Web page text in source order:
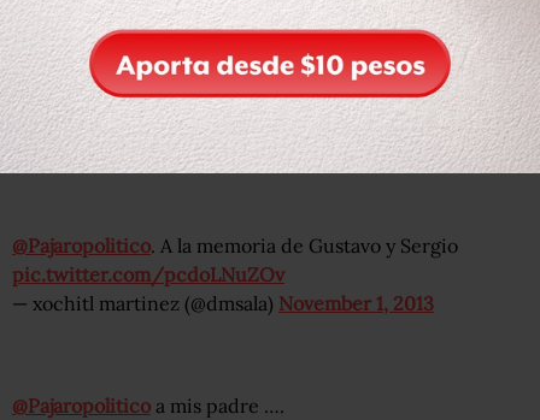
@Pajaropoliticoel altar de los Robles en Oaxaca !!!
pic.twitter.com/iL8jCA06H4
— Keepogabriel (@keepogab) November 1, 2013
@Pajaropolitico. A la memoria de Gustavo y Sergio
pic.twitter.com/pcdoLNuZOv
— xochitl martinez (@dmsala) November 1, 2013
@Pajaropolitico a mis padre ….